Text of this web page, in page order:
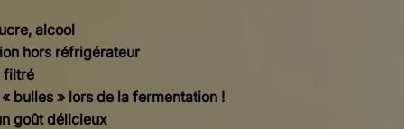
alcool
hors réfrigérateur
filtré
bulles » lors de la fermentation !
goût délicieux